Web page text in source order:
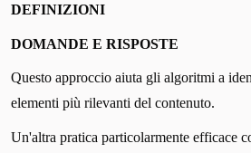
DEFINIZIONI
DOMANDE E RISPOSTE
Questo approccio aiuta gli algoritmi a
elementi più rilevanti del contenuto.
Un'altra pratica particolarmente efficace